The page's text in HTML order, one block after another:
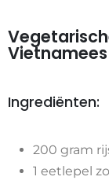
Ingrediënten:
200 gram
1 eetlepel